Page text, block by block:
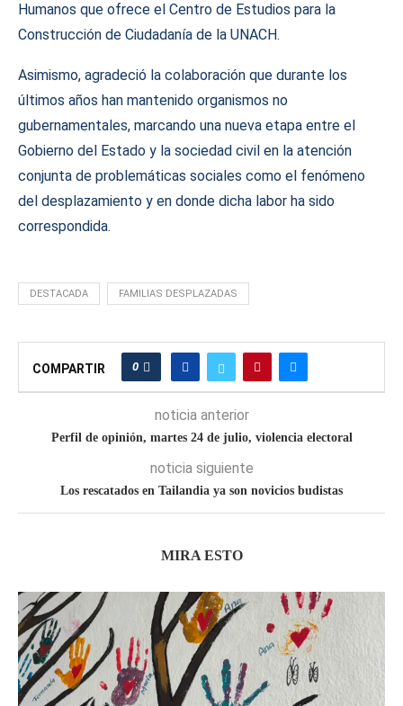
Humanos que ofrece el Centro de Estudios para la
Construcción de Ciudadanía de la UNACH.
Asimismo, agradeció la colaboración que durante los
últimos años han mantenido organismos no
gubernamentales, marcando una nueva etapa entre el
Gobierno del Estado y la sociedad civil en la atención
conjunta de problemáticas sociales como el fenómeno
del desplazamiento y en donde dicha labor ha sido
correspondida.
DESTACADA FAMILIAS DESPLAZADAS
COMPARTIR 0
noticia anterior
Perfil de opinión, martes 24 de julio, violencia electoral
noticia siguiente
Los rescatados en Tailandia ya son novicios budistas
MIRA ESTO